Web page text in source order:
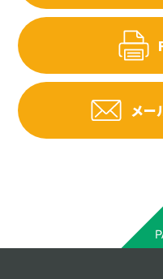
メー